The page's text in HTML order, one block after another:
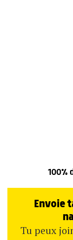
100%
Envoie
Tu peux